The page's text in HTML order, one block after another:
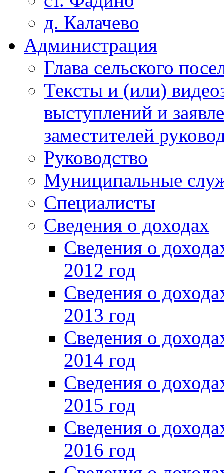
д. Калачево
Администрация
Глава сельского
Тексты и (или)
выступлений и
заместителей
Руководство
Муниципальные
Специалисты
Сведения о доходах
Сведения о
2012 год
Сведения о
2013 год
Сведения о
2014 год
Сведения о
2015 год
Сведения о
2016 год